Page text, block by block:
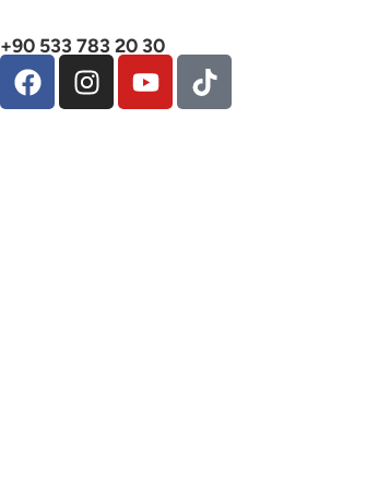
+90 533 783 20 30